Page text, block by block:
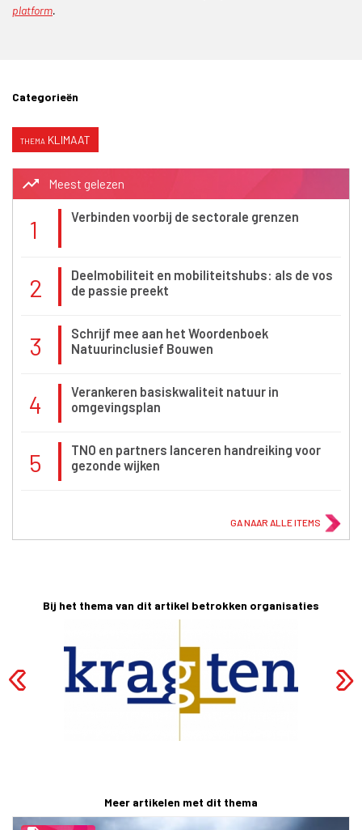
platform.
Categorieën
KLIMAAT
trending_up Meest gelezen
1 Verbinden voorbij de sectorale grenzen
2
Deelmobiliteit en mobiliteitshubs: als de vos
de passie preekt
3
Schrijf mee aan het Woordenboek
Natuurinclusief Bouwen
4
Verankeren basiskwaliteit natuur in
omgevingsplan
5
TNO en partners lanceren handreiking voor
gezonde wijken
GA NAAR ALLE ITEMS
Bij het thema van dit artikel betrokken organisaties
Meer artikelen met dit thema